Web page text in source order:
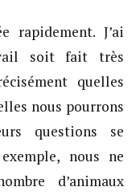
rapidement. J’ai
soit fait très
quelles
nous pourrons
questions se
nous ne
d’animaux